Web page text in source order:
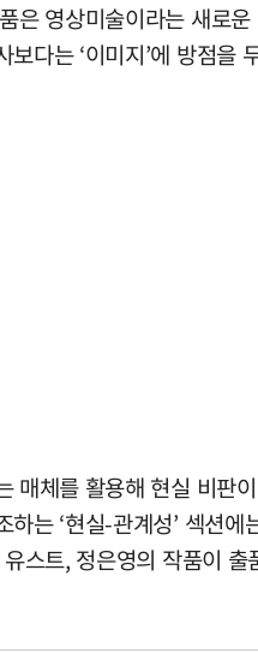
은 영상미술이라는 새로운
보다는 ‘이미지’에 방점을
매체를 활용해 현실 비판
하는 ‘현실-관계성’ 섹션에
스트, 정은영의 작품이 출